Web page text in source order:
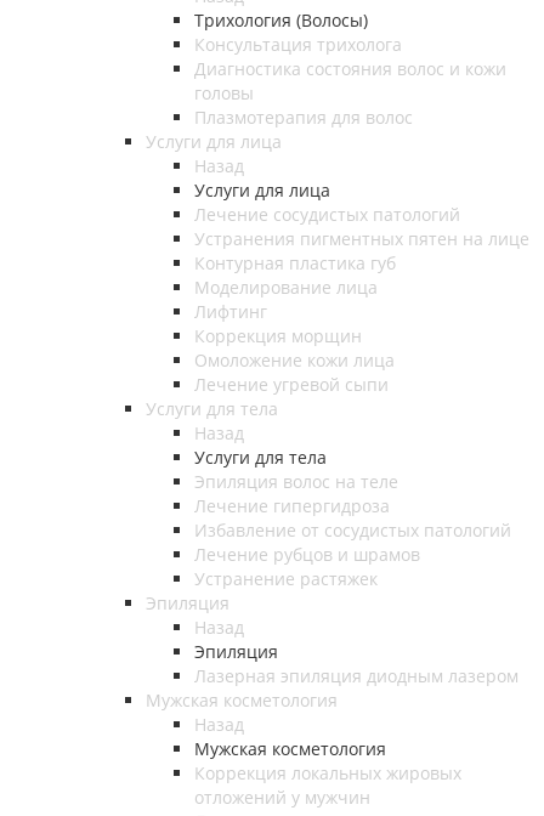
Трихология (Волосы)
Консультация трихолога
Диагностика состояния волос и кожи
головы
Плазмотерапия для волос
Услуги для лица
Назад
Услуги для лица
Лечение сосудистых патологий
Устранения пигментных пятен на лице
Контурная пластика губ
Моделирование лица
Лифтинг
Коррекция морщин
Омоложение кожи лица
Лечение угревой сыпи
Услуги для тела
Назад
Услуги для тела
Эпиляция волос на теле
Лечение гипергидроза
Избавление от сосудистых патологий
Лечение рубцов и шрамов
Устранение растяжек
Эпиляция
Назад
Эпиляция
Лазерная эпиляция диодным лазером
Мужская косметология
Назад
Мужская косметология
Коррекция локальных жировых
отложений у мужчин